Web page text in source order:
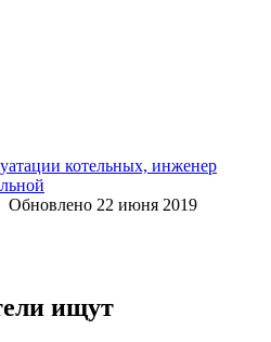
котельных, инженер
Обновлено 22 июня 2019
ищут